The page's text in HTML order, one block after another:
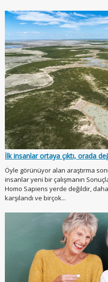
İlk insanlar ortaya çıktı, orada
Öyle görünüyor alan araştırma
insanlar yeni bir çalışmanın
Homo Sapiens yerde değildir,
karşılandı ve birçok...